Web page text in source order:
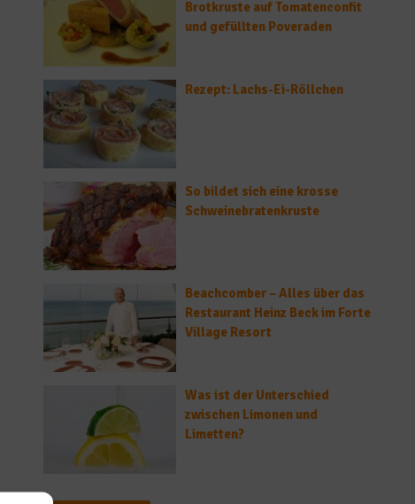
Brotkruste auf Tomatenconfit
und gefüllten Poveraden
Rezept: Lachs-Ei-Röllchen
So bildet sich eine krosse
Schweinebratenkruste
Beachcomber – Alles über das
Restaurant Heinz Beck im Forte
Village Resort
Was ist der Unterschied
zwischen Limonen und
Limetten?